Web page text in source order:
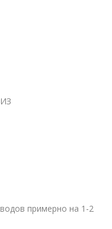
примерно на 1-2